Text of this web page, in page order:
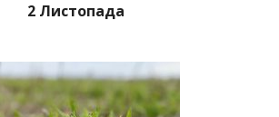
2 Листопада